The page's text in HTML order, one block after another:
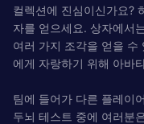
컬렉션에 진심이신가요?
자를 얻으세요. 상자에서
여러 가지 조각을 얻을 수
에게 자랑하기 위해 아바
팀에 들어가 다른 플레이
두뇌 테스트 중에 여러분